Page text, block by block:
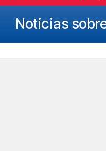
Noticias